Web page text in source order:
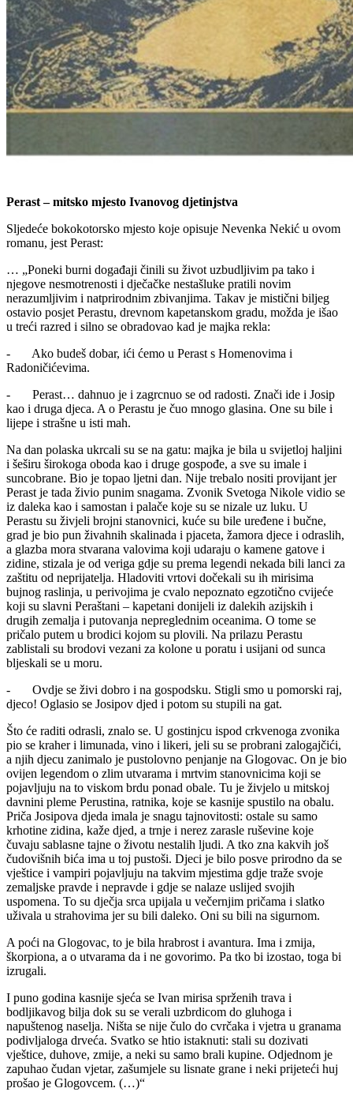
Perast – mitsko mjesto Ivanovog djetinjstva
Sljedeće bokokotorsko mjesto koje opisuje Nevenka Nekić u ovom
romanu, jest Perast:
… „Poneki burni događaji činili su život uzbudljivim pa tako i
njegove nesmotrenosti i dječačke nestašluke pratili novim
nerazumljivim i natprirodnim zbivanjima. Takav je mistični biljeg
ostavio posjet Perastu, drevnom kapetanskom gradu, možda je išao
u treći razred i silno se obradovao kad je majka rekla:
- Ako budeš dobar, ići ćemo u Perast s Homenovima i
Radoničićevima.
- Perast… dahnuo je i zagrcnuo se od radosti. Znači ide i Josip
kao i druga djeca. A o Perastu je čuo mnogo glasina. One su bile i
lijepe i strašne u isti mah.
Na dan polaska ukrcali su se na gatu: majka je bila u svijetloj haljini
i šeširu širokoga oboda kao i druge gospođe, a sve su imale i
suncobrane. Bio je topao ljetni dan. Nije trebalo nositi provijant jer
Perast je tada živio punim snagama. Zvonik Svetoga Nikole vidio se
iz daleka kao i samostan i palače koje su se nizale uz luku. U
Perastu su živjeli brojni stanovnici, kuće su bile uređene i bučne,
grad je bio pun živahnih skalinada i pjaceta, žamora djece i odraslih,
a glazba mora stvarana valovima koji udaraju o kamene gatove i
zidine, stizala je od veriga gdje su prema legendi nekada bili lanci za
zaštitu od neprijatelja. Hladoviti vrtovi dočekali su ih mirisima
bujnog raslinja, u perivojima je cvalo nepoznato egzotično cvijeće
koji su slavni Peraštani – kapetani donijeli iz dalekih azijskih i
drugih zemalja i putovanja nepreglednim oceanima. O tome se
pričalo putem u brodici kojom su plovili. Na prilazu Perastu
zablistali su brodovi vezani za kolone u poratu i usijani od sunca
bljeskali se u moru.
- Ovdje se živi dobro i na gospodsku. Stigli smo u pomorski raj,
djeco! Oglasio se Josipov djed i potom su stupili na gat.
Što će raditi odrasli, znalo se. U gostinjcu ispod crkvenoga zvonika
pio se kraher i limunada, vino i likeri, jeli su se probrani zalogajčići,
a njih djecu zanimalo je pustolovno penjanje na Glogovac. On je bio
ovijen legendom o zlim utvarama i mrtvim stanovnicima koji se
pojavljuju na to viskom brdu ponad obale. Tu je živjelo u mitskoj
davnini pleme Perustina, ratnika, koje se kasnije spustilo na obalu.
Priča Josipova djeda imala je snagu tajnovitosti: ostale su samo
krhotine zidina, kaže djed, a trnje i nerez zarasle ruševine koje
čuvaju sablasne tajne o životu nestalih ljudi. A tko zna kakvih još
čudovišnih bića ima u toj pustoši. Djeci je bilo posve prirodno da se
vještice i vampiri pojavljuju na takvim mjestima gdje traže svoje
zemaljske pravde i nepravde i gdje se nalaze uslijed svojih
uspomena. To su dječja srca upijala u večernjim pričama i slatko
uživala u strahovima jer su bili daleko. Oni su bili na sigurnom.
A poći na Glogovac, to je bila hrabrost i avantura. Ima i zmija,
škorpiona, a o utvarama da i ne govorimo. Pa tko bi izostao, toga bi
izrugali.
I puno godina kasnije sjeća se Ivan mirisa sprženih trava i
bodljikavog bilja dok su se verali uzbrdicom do gluhoga i
napuštenog naselja. Ništa se nije čulo do cvrčaka i vjetra u granama
podivljaloga drveća. Svatko se htio istaknuti: stali su dozivati
vještice, duhove, zmije, a neki su samo brali kupine. Odjednom je
zapuhao čudan vjetar, zašumjele su lisnate grane i neki prijeteći huj
prošao je Glogovcem. (…)“